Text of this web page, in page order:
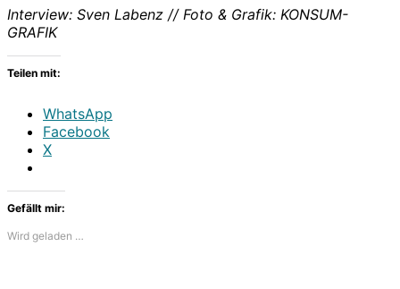
Interview: Sven Labenz // Foto & Grafik: KONSUM-
GRAFIK
Teilen mit:
WhatsApp
Facebook
X
Gefällt mir:
Wird geladen …